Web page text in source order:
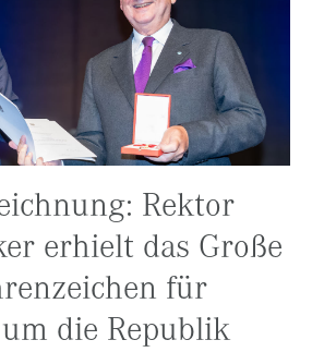
Rektor
erhielt das Große
für
die Republik